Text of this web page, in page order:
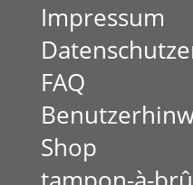
Impressum
FAQ
Shop